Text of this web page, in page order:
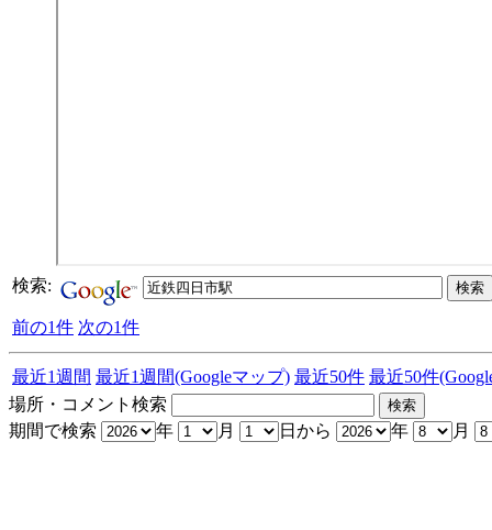
検索:
前の1件 次の1件
最近1週間 最近1週間(Googleマップ) 最近50件 最近50件
場所・コメント検索
期間で検索
年 月 日から 年 月